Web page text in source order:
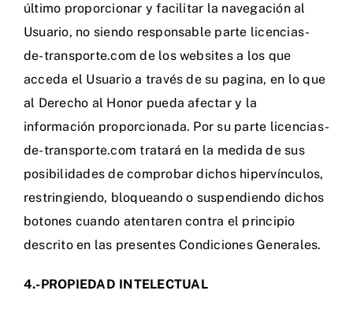
último proporcionar y facilitar la navegación al
Usuario, no siendo responsable parte licencias-
de-transporte.com de los websites a los que
acceda el Usuario a través de su pagina, en lo que
al Derecho al Honor pueda afectar y la
información proporcionada. Por su parte licencias-
de-transporte.com tratará en la medida de sus
posibilidades de comprobar dichos hipervínculos,
restringiendo, bloqueando o suspendiendo dichos
botones cuando atentaren contra el principio
descrito en las presentes Condiciones Generales.
4.-PROPIEDAD INTELECTUAL